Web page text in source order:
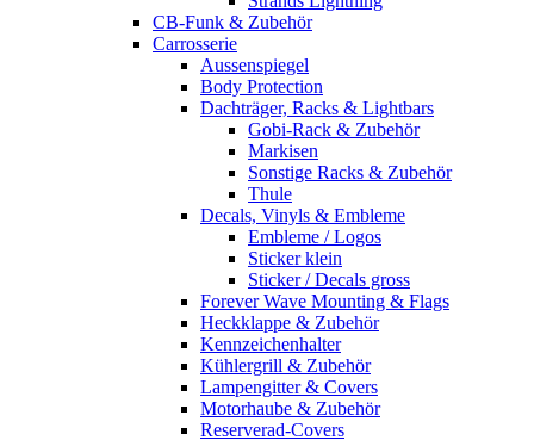
CB-Funk & Zubehör
Carrosserie
Aussenspiegel
Body Protection
Dachträger, Racks & Lightbars
Gobi-Rack & Zubehör
Markisen
Sonstige Racks & Zubehör
Thule
Decals, Vinyls & Embleme
Embleme / Logos
Sticker klein
Sticker / Decals gross
Forever Wave Mounting & Flags
Heckklappe & Zubehör
Kennzeichenhalter
Kühlergrill & Zubehör
Lampengitter & Covers
Motorhaube & Zubehör
Reserverad-Covers